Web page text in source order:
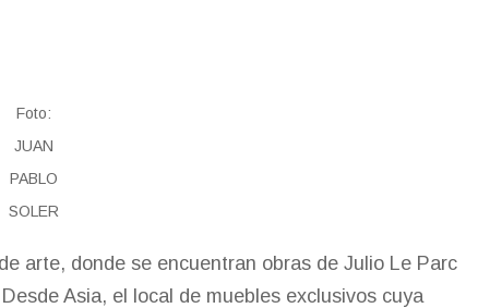
Foto:
JUAN
PABLO
SOLER
arte, donde se encuentran obras de Julio Le Parc
Asia, el local de muebles exclusivos cuya